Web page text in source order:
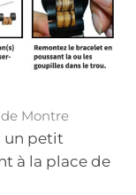
Montre
un petit
à la place de